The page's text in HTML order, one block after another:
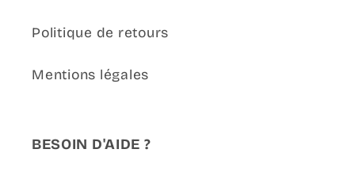
Politique de retours
Mentions légales
BESOIN D'AIDE ?